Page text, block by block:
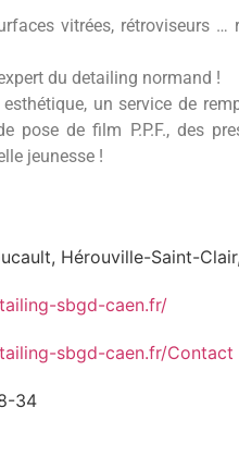
vitrées, rétroviseurs
du detailing normand !
un service de
pose de film P.P.F., des
jeunesse !
Hérouville-Saint-
sbgd-caen.fr/
sbgd-caen.fr/Contact
34